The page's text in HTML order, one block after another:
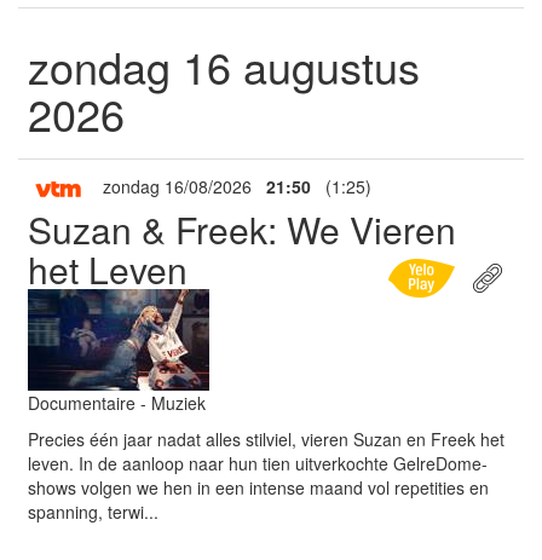
zondag 16 augustus
2026
zondag 16/08/2026 21:50 (1:25)
Suzan & Freek: We Vieren
het Leven
Documentaire - Muziek
Precies één jaar nadat alles stilviel, vieren Suzan en Freek het
leven. In de aanloop naar hun tien uitverkochte GelreDome-
shows volgen we hen in een intense maand vol repetities en
spanning, terwi...